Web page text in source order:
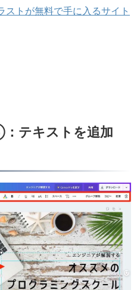
ストが無料で手に入るサイト
テキストを追加